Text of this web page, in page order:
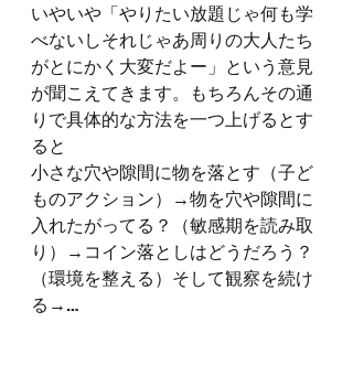
いやいや「やりたい放題じゃ何も学
べないしそれじゃあ周りの大人たち
がとにかく大変だよー」という意見
が聞こえてきます。もちろんその通
りで具体的な方法を一つ上げるとす
ると
小さな穴や隙間に物を落とす（子ど
ものアクション）→物を穴や隙間に
入れたがってる？（敏感期を読み取
り）→コイン落としはどうだろう？
（環境を整える）そして観察を続け
る→…